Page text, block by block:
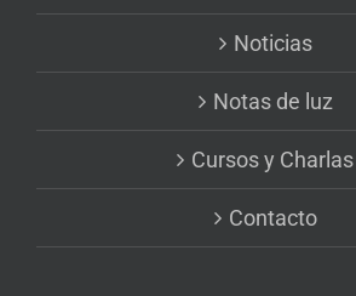
Noticias
Notas de luz
Cursos y Charlas
Contacto